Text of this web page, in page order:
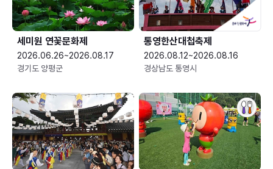
세미원 연꽃문화제
2026.06.26~2026.08.17
경기도 양평군
통영한산대첩축제
2026.08.12~2026.08.16
경상남도 통영시